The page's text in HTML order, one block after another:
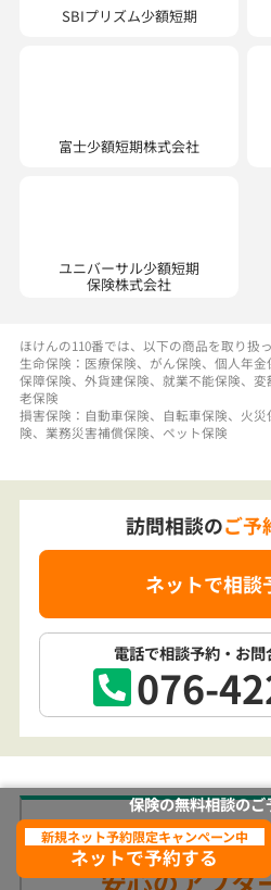
ほけんの110番では、以下の商品を取り扱っ
生命保険：医療保険、がん保険、個人年
損害保険：自動車保険、自転車保険、火
険、業務災害補償保険、ペット保険
電話で相談予約・お問
076-
訪問相談のご予約
ネットで相談
訪問相
安心のアフタ
各種お手続き全般も含め
保険の無料相談のご
新規ネット予約限定キャンペーン中
ネットで予約する